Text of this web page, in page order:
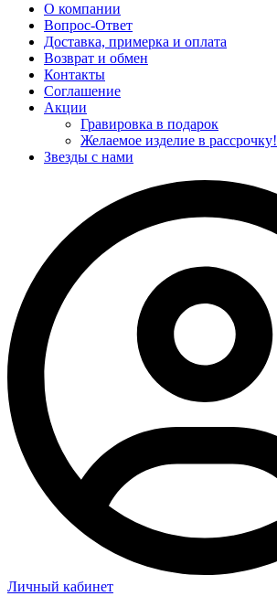
О компании
Вопрос-Ответ
Доставка, примерка и оплата
Возврат и обмен
Контакты
Соглашение
Акции
Гравировка в подарок
Желаемое изделие в рассрочку!
Звезды с нами
Личный кабинет